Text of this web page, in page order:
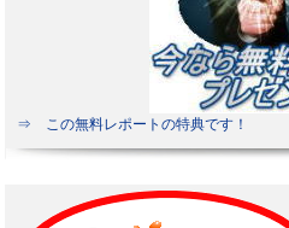
⇒ この無料レポートの特典です！